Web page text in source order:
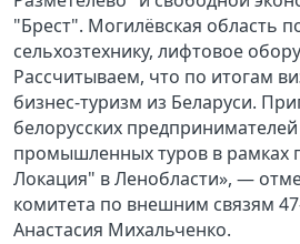
"Брест". Могилёвская область
сельхозтехнику, лифтовое
Рассчитываем, что по итогам
бизнес-туризм из Беларуси.
белорусских
промышленных туров в рамках
Локация" в Ленобласти», —
комитета по внешним связям
Анастасия Михальченко.